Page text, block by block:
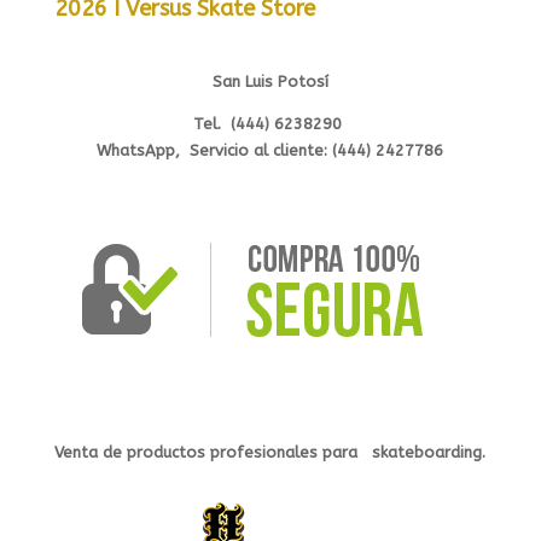
2026 I Versus Skate Store
San Luis Potosí
Tel. (444) 6238290
WhatsApp, Servicio al cliente: (444) 2427786
Venta de productos profesionalespara skateboarding.